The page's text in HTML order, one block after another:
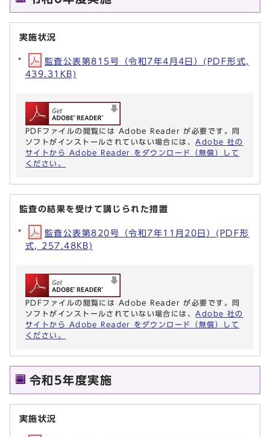
実施状況
監査公表第815号（令和7年4月4日）(PDF形式,
439.31KB)
PDFファイルの閲覧には Adobe Reader が必要です。同
ソフトがインストールされていない場合には、 Adobe 社の
サイトから Adobe Reader をダウンロード（無償）して
ください。
監査の結果を受けて講じられた措置
監査公表第820号（令和7年11月20日）(PDF形
式, 257.48KB)
PDFファイルの閲覧には Adobe Reader が必要です。同
ソフトがインストールされていない場合には、 Adobe 社の
サイトから Adobe Reader をダウンロード（無償）して
ください。
令和5年度実施
実施状況